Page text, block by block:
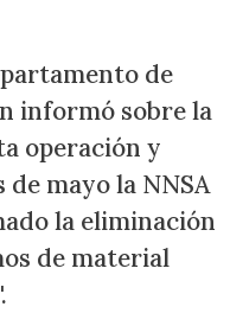
de
informó sobre la
operación y
mayo la NNSA
la eliminación
de material